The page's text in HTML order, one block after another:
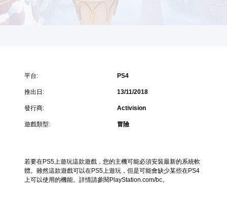
平台: PS4
推出日: 13/11/2018
發行商: Activision
遊戲類型: 冒險
若要在PS5上遊玩這款遊戲，您的主機可能必須安裝最新的系統軟
體。雖然這款遊戲可以在PS5上遊玩，但是可能會缺少某些在PS4
上可以使用的機能。詳情請參閱PlayStation.com/bc。